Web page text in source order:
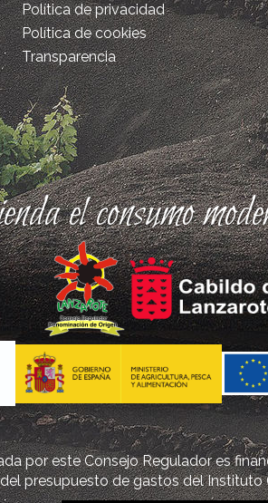
Política de privacidad
Política de cookies
Transparencia
el consumo
por este Consejo Regulador es
presupuesto de gastos del Instituto